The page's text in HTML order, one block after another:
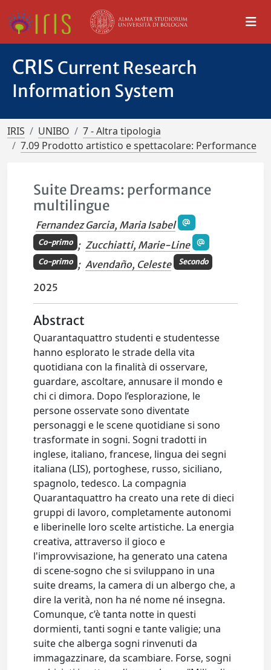
CRIS Current Research
Information System
IRIS UNIBO
7 - Altra tipologia
7.09 Prodotto artistico e spettacolare: Performance
Suite Dreams: performance
multilingue
Fernandez Garcia, Maria Isabel
Co-primo ; Zucchiatti, Marie-Line
Co-primo ; Avendaño, Celeste Secondo
2025
Abstract
Quarantaquattro studenti e studentesse
hanno esplorato le strade della vita
quotidiana con la finalità di osservare,
guardare, ascoltare, annusare il mondo e
chi ci dimora. Dopo l’esplorazione, le
persone osservate sono diventate
personaggi e le scene quotidiane si sono
trasformate in sogni. Sogni tradotti in
inglese, italiano, francese, lingua dei segni
italiana (LIS), portoghese, russo, siciliano,
spagnolo, tedesco. La compagnia
Quarantaquattro ha creato una rete di dieci
gruppi di lavoro, completamente autonomi
e liberinelle loro scelte artistiche. La energia
creativa, attraverso il gioco e
l'improvvisazione, ha generato una catena
di scene-sogno che si sviluppano in una
suite dreams, la camera di un albergo che, a
dire la verità, non ha né nome né insegna.
Comunque, c’è tanta notte in questi
dormienti, tanti sogni e tante valigie; una
suite che alberga sogni rinvenuti da
immagazzinare, da scambiare. Forse, sogni